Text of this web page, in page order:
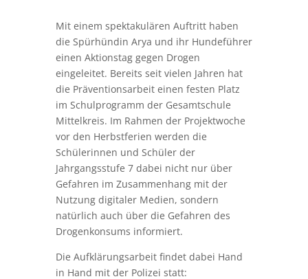
Jahrgangsstufe 7 dabei nicht nur über
Gefahren im Zusammenhang mit der
Nutzung digitaler Medien, sondern
natürlich auch über die Gefahren des
Drogenkonsums informiert.
Die Aufklärungsarbeit findet dabei Hand
in Hand mit der Polizei statt:
Kriminalhauptkommissar Stefan Hellwig
unterrichtet Kinder und Eltern über
Sicherheit im Internet und zeigt, wie man
es vermeidet, Opfer von Cybercrime zu
werden. Kriminaloberkommissarin Sabine
Leiting sensibilisiert die
Heranwachsenden für die verschiedenen
Ausprägungen von Suchtverhalten, über
die Entstehung von Abhängigkeit und